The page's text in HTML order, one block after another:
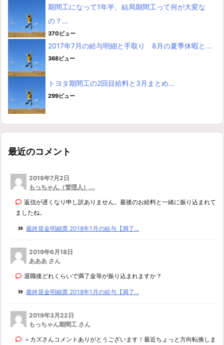
期間工になって1年半、結局期間工って何が大変な
の？...
370ビュー
2017年7月の給与明細と手取り 8月の夏季休暇と...
368ビュー
トヨタ期間工の2回目給料と3月まとめ...
299ビュー
最近のコメント
2019年7月2日
もっちゃん（管理人）...
返信が遅くなり申し訳ありません。最後のお給料と一緒に振り込まれて
ましたね。
最終賃金明細票 2018年1月の給与【満了...
2019年6月18日
あああ さん
退職後どれくらいで満了金等が振り込まれますか？
最終賃金明細票 2018年1月の給与【満了...
2019年3月22日
もっちゃん期間工 さん
＞カズさんコメントありがとうございます！最近ちょっと方向転換しま